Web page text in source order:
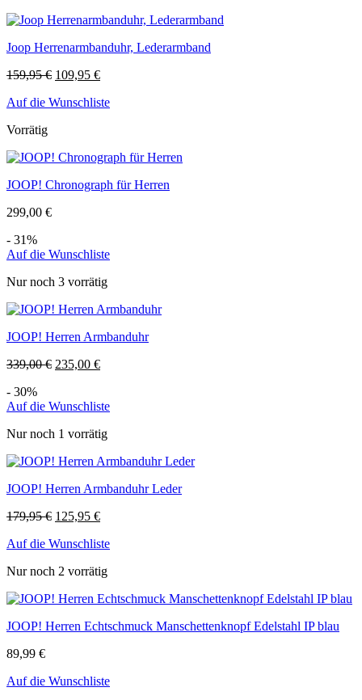
Joop Herrenarmbanduhr, Lederarmband
159,95€ 109,95 €
Auf die Wunschliste
Vorrätig
JOOP! Chronograph für Herren
299,00 €
- 31%
Auf die Wunschliste
Nur noch 3 vorrätig
JOOP! Herren Armbanduhr
339,00€ 235,00 €
- 30%
Auf die Wunschliste
Nur noch 1 vorrätig
JOOP! Herren Armbanduhr Leder
179,95€ 125,95 €
Auf die Wunschliste
Nur noch 2 vorrätig
JOOP! Herren Echtschmuck Manschettenknopf Edelstahl IP blau
89,99 €
Auf die Wunschliste